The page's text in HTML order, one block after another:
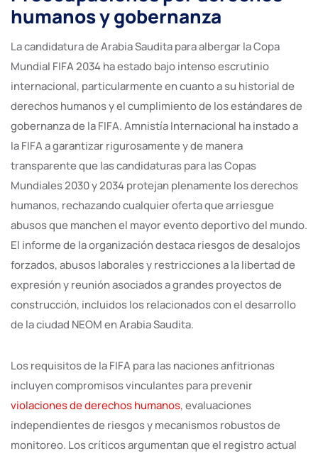
humanos y gobernanza
La candidatura de Arabia Saudita para albergar la Copa
Mundial FIFA 2034 ha estado bajo intenso escrutinio
internacional, particularmente en cuanto a su historial de
derechos humanos y el cumplimiento de los estándares de
gobernanza de la FIFA. Amnistía Internacional ha instado a
la FIFA a garantizar rigurosamente y de manera
transparente que las candidaturas para las Copas
Mundiales 2030 y 2034 protejan plenamente los derechos
humanos, rechazando cualquier oferta que arriesgue
abusos que manchen el mayor evento deportivo del mundo.
El informe de la organización destaca riesgos de desalojos
forzados, abusos laborales y restricciones a la libertad de
expresión y reunión asociados a grandes proyectos de
construcción, incluidos los relacionados con el desarrollo
de la ciudad NEOM en Arabia Saudita.
Los requisitos de la FIFA para las naciones anfitrionas
incluyen compromisos vinculantes para prevenir
violaciones de derechos humanos, evaluaciones
independientes de riesgos y mecanismos robustos de
monitoreo. Los críticos argumentan que el registro actual